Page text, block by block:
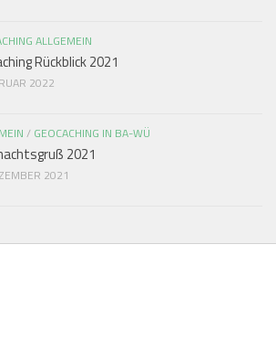
ALLGEMEIN
Rückblick 2021
2022
/ GEOCACHING IN BA-WÜ
2021
2021